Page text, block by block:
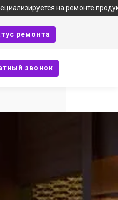
на ремонте продукции Bork и
ремонта
звонок